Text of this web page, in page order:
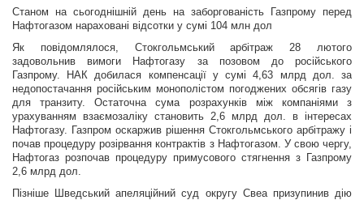
Станом на сьогоднішній день на заборгованість Газпрому перед
Нафтогазом нараховані відсотки у сумі 104 млн дол
Як повідомлялося, Стокгольмський арбітраж 28 лютого
задовольнив вимоги Нафтогазу за позовом до російського
Газпрому. НАК добилася компенсації у сумі 4,63 млрд дол. за
недопостачання російським монополістом погоджених обсягів газу
для транзиту. Остаточна сума розрахунків між компаніями з
урахуванням взаємозаліку становить 2,6 млрд дол. в інтересах
Нафтогазу. Газпром оскаржив рішення Стокгольмського арбітражу і
почав процедуру розірвання контрактів з Нафтогазом. У свою чергу,
Нафтогаз розпочав процедуру примусового стягнення з Газпрому
2,6 млрд дол.
Пізніше Шведський апеляційний суд округу Свеа призупинив дію